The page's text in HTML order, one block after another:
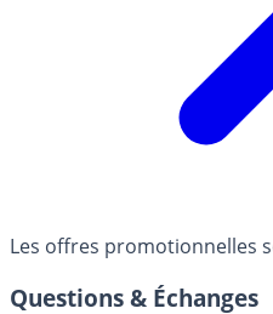
Les offres promotionnelles
Questions & Échanges